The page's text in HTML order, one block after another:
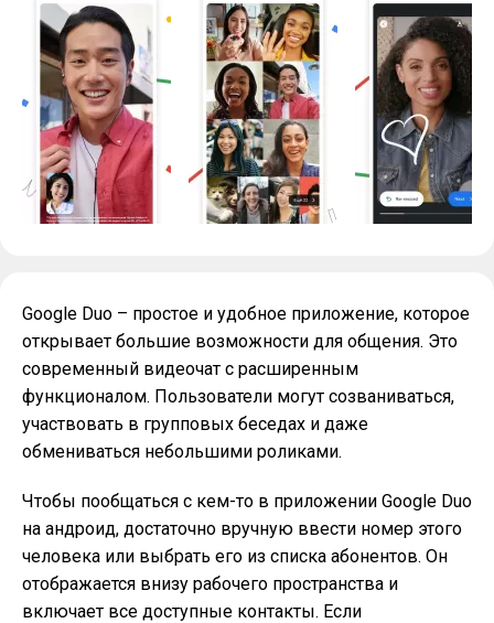
Google Duo – простое и удобное приложение, которое
открывает большие возможности для общения. Это
современный видеочат с расширенным
функционалом. Пользователи могут созваниваться,
участвовать в групповых беседах и даже
обмениваться небольшими роликами.
Чтобы пообщаться с кем-то в приложении Google Duo
на андроид, достаточно вручную ввести номер этого
человека или выбрать его из списка абонентов. Он
отображается внизу рабочего пространства и
включает все доступные контакты. Если